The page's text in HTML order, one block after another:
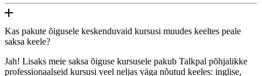
Kas pakute õigusele keskenduvaid kursusi muudes keeltes peale
saksa keele?
Jah! Lisaks meie saksa õiguse kursusele pakub Talkpal põhjalikke
professionaalseid kursusi veel neljas väga nõutud keeles: inglise,